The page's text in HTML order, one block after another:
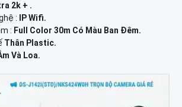
2k + .
:
IP Wifi.
: Full Color 30m Có Màu Ban Ðêm.
Thân Plastic.
Và Loa.